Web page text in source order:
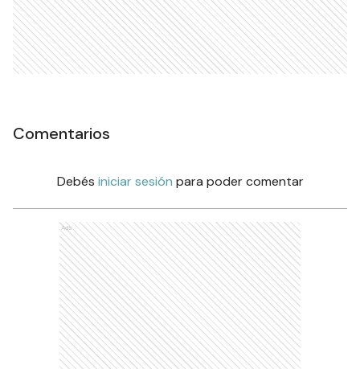
Comentarios
Debés iniciar sesión para poder comentar
Ads